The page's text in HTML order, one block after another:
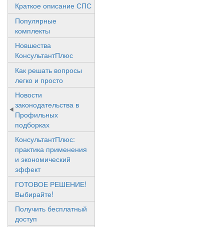
Краткое описание СПС
Популярные
комплекты
Новшества
КонсультантПлюс
Как решать вопросы
легко и просто
Новости
законодательства в
Профильных
подборках
КонсультантПлюс:
практика применения
и экономический
эффект
ГОТОВОЕ РЕШЕНИЕ!
Выбирайте!
Получить бесплатный
доступ